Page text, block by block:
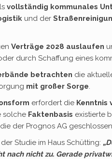
vollständig kommunales
und der
Verträge 2028 auslaufen
durch Schaffung eines
betrachten die
mit großer Sorge.
erfordert die Kenntnis
solche Faktenbasis existierte
der Prognos AG
Studie im Haus Schütting:
nach nicht zu. Gerade